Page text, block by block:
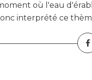
où l'eau
interprété ce